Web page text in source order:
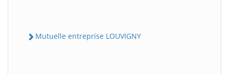
Mutuelle entreprise LOUVIGNY